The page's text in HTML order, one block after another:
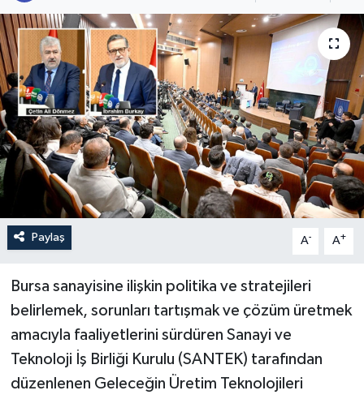
Paylaş A- A+
Bursa sanayisine ilişkin politika ve stratejileri
belirlemek, sorunları tartışmak ve çözüm üretmek
amacıyla faaliyetlerini sürdüren Sanayi ve
Teknoloji İş Birliği Kurulu (SANTEK) tarafından
düzenlenen Geleceğin Üretim Teknolojileri